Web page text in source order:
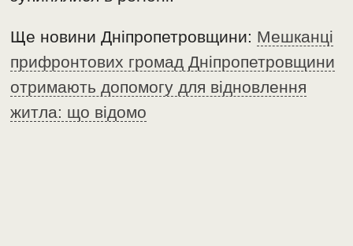
Ще новини Дніпропетровщини: Мешканці
прифронтових громад Дніпропетровщини
отримають допомогу для відновлення
житла: що відомо